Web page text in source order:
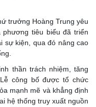
trưởng Hoàng Trung yêu
tiêu biểu đã triển
sự kiện, qua đó nâng cao
thần trách nhiệm, tăng
công bố được tổ chức
mạnh mẽ và khẳng định
hệ thống truy xuất nguồn